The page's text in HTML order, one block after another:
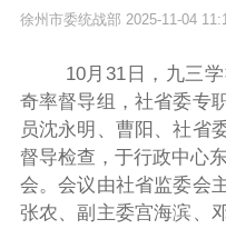
徐州市委统战部 2025-11-04
10月31日，九三
奇率督导组，社省委专
员沈永明、曹阳、社省
督导检查，于行政中心
会。会议由社省监委会
张农、副主委宫海滨、